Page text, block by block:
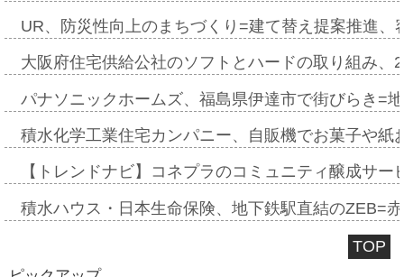
UR、防災性向上のまちづくり=建て替え提案推進
大阪府住宅供給公社のソフトとハードの取り組み
パナソニックホームズ、福島県伊達市で街びらき=
積水化学工業住宅カンパニー、自販機でお菓子や
【トレンドナビ】コネプラのコミュニティ醸成サ
積水ハウス・日本生命保険、地下鉄駅直結のZEB=
TOP